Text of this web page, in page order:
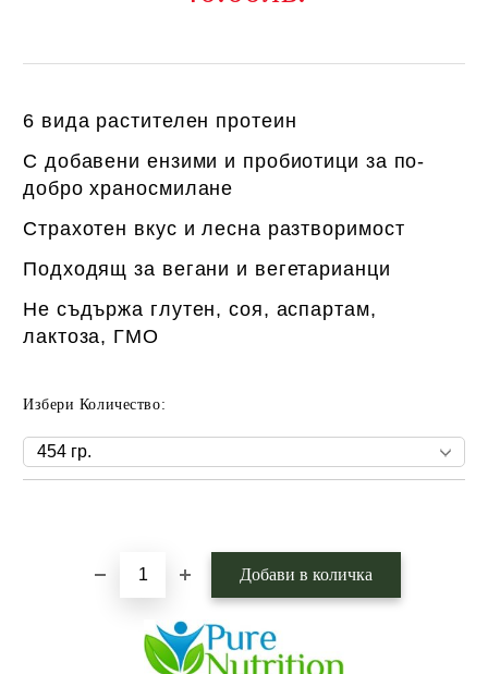
6 вида растителен протеин
С добавени ензими и пробиотици за по-
добро храносмилане
Страхотен вкус и лесна разтворимост
Подходящ за вегани и вегетарианци
Не съдържа глутен, соя, аспартам,
лактоза, ГМО
Избери Количество: